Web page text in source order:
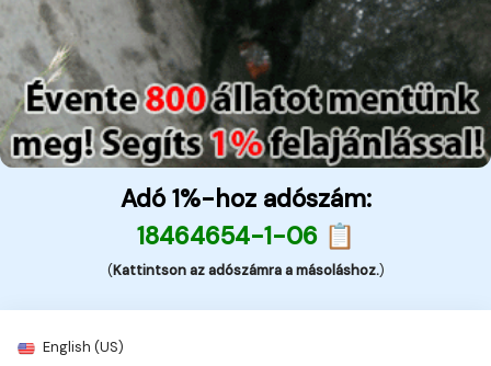
Adó 1%-hoz adószám:
18464654-1-06 📋
(Kattintson az adószámra a másoláshoz.)
English (US)